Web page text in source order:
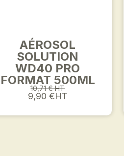
AÉROSOL
SOLUTION
WD40 PRO
FORMAT 500ML
10,71 € HT
9,90 €HT